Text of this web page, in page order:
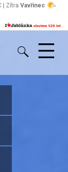
| Zítra Vavřinec